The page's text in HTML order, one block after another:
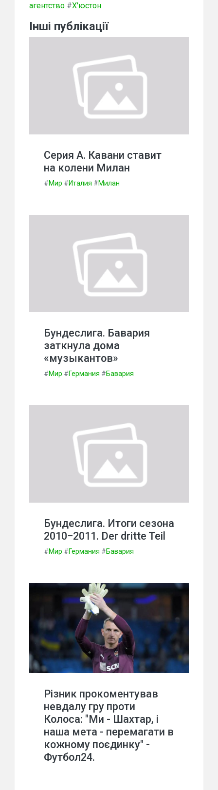
агентство #Х'юстон
Інші публікації
Серия А. Кавани ставит
на колени Милан
#Мир #Италия #Милан
Бундеслига. Бавария
заткнула дома
«музыкантов»
#Мир #Германия #Бавария
Бундеслига. Итоги сезона
2010−2011. Der dritte Teil
#Мир #Германия #Бавария
Різник прокоментував
невдалу гру проти
Колоса: "Ми - Шахтар, і
наша мета - перемагати в
кожному поєдинку" -
Футбол24.